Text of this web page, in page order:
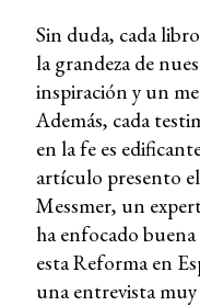
Sin duda, cada
la grandeza de
inspiración y un
Además, cada
en la fe es
artículo presento
Messmer, un
ha enfocado
esta Reforma en
una entrevista